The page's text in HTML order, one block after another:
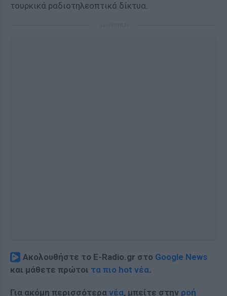
τουρκικά ραδιοτηλεοπτικά δίκτυα.
Ακολουθήστε το E-Radio.gr στο Google News
και μάθετε πρώτοι τα πιο hot νέα.
Για ακόμη περισσότερα νέα, μπείτε στην ροή